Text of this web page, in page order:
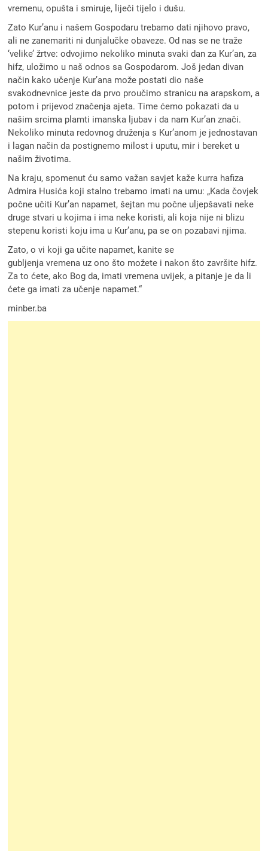
vremenu, opušta i smiruje, liječi tijelo i dušu.
Zato Kur’anu i našem Gospodaru trebamo dati njihovo pravo,
ali ne zanemariti ni dunjalučke obaveze. Od nas se ne traže
‘velike’ žrtve: odvojimo nekoliko minuta svaki dan za Kur’an, za
hifz, uložimo u naš odnos sa Gospodarom. Još jedan divan
način kako učenje Kur’ana može postati dio naše
svakodnevnice jeste da prvo proučimo stranicu na arapskom, a
potom i prijevod značenja ajeta. Time ćemo pokazati da u
našim srcima plamti imanska ljubav i da nam Kur’an znači.
Nekoliko minuta redovnog druženja s Kur’anom je jednostavan
i lagan način da postignemo milost i uputu, mir i bereket u
našim životima.
Na kraju, spomenut ću samo važan savjet kaže kurra hafiza
Admira Husića koji stalno trebamo imati na umu: „Kada čovjek
počne učiti Kur’an napamet, šejtan mu počne uljepšavati neke
druge stvari u kojima i ima neke koristi, ali koja nije ni blizu
stepenu koristi koju ima u Kur’anu, pa se on pozabavi njima.
Zato, o vi koji ga učite napamet, kanite se
gubljenja vremena uz ono što možete i nakon što završite hifz.
Za to ćete, ako Bog da, imati vremena uvijek, a pitanje je da li
ćete ga imati za učenje napamet.“
minber.ba